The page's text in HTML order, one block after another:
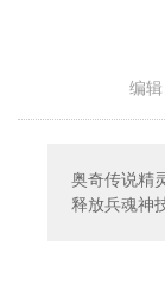
编
奥奇传说精
释放兵魂神